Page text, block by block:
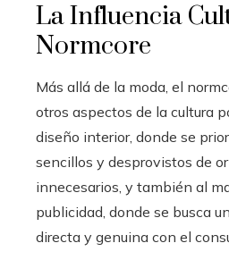
La Influencia
Normcore
Más allá de la moda, el
otros aspectos de la cultura
diseño interior, donde se
sencillos y desprovistos de
innecesarios, y también al
publicidad, donde se busca
directa y genuina con el